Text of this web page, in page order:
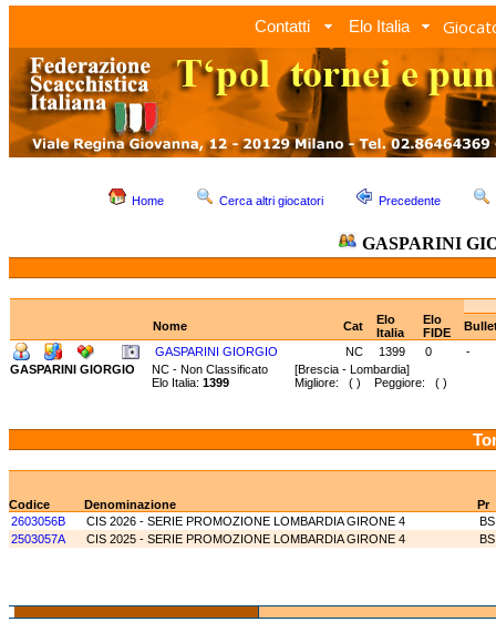
Contatti Elo Italia
Home Cerca altri giocatori Precedente
GASPARINI
Nome Cat
Elo
Italia
Elo
FIDE
GASPARINI GIORGIO
NC 1399 0
-
GASPARINI GIORGIO
NC - Non Classificato [Brescia - Lombardia]
Elo Italia: 1399 Migliore: ( ) Peggiore: ( )
Codice Denominazione
Pr
2603056B
CIS 2026 - SERIE PROMOZIONE LOMBARDIA GIRONE 4
BS
2503057A
CIS 2025 - SERIE PROMOZIONE LOMBARDIA GIRONE 4 BS